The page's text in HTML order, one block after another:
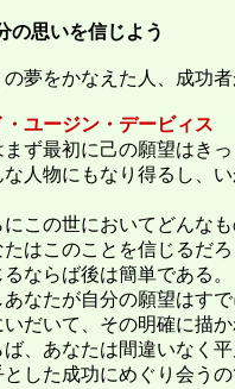
の思いを信じよう
夢をかなえた人、成功
ユージン・デービィス
まず最初に己の願望はき
人物にもなり得るし、
この世においてどんな
はこのことを信じるだ
ならば後は簡単である。
なたが自分の願望はす
だいて、その明確に描
、あなたは間違いなく
した成功にめぐり会う